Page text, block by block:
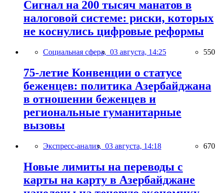
Сигнал на 200 тысяч манатов в
налоговой системе: риски, которых
не коснулись цифровые реформы
Социальная сфера, 03 августа, 14:25 550
75-летие Конвенции о статусе
беженцев: политика Азербайджана
в отношении беженцев и
региональные гуманитарные
вызовы
Экспресс-анализ, 03 августа, 14:18 670
Новые лимиты на переводы с
карты на карту в Азербайджане